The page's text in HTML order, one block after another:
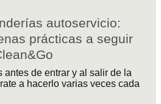
autoservicio:
prácticas a seguir
antes de entrar y al salir de la
a hacerlo varias veces cada